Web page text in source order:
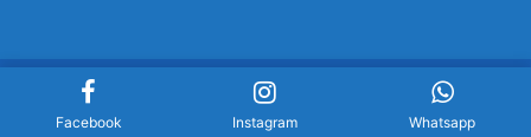
Copyright © 2026 香港冰壺學院 Hong Kong Curling Academy
Facebook Instagram Whatsapp